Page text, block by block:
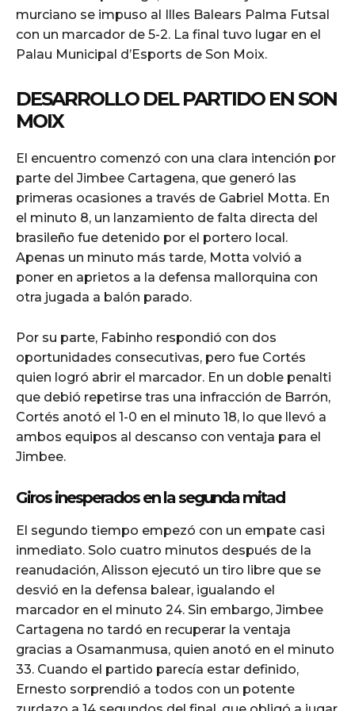
murciano se impuso al Illes Balears Palma Futsal
con un marcador de 5-2. La final tuvo lugar en el
Palau Municipal d’Esports de Son Moix.
DESARROLLO DEL PARTIDO EN SON
MOIX
El encuentro comenzó con una clara intención por
parte del Jimbee Cartagena, que generó las
primeras ocasiones a través de Gabriel Motta. En
el minuto 8, un lanzamiento de falta directa del
brasileño fue detenido por el portero local.
Apenas un minuto más tarde, Motta volvió a
poner en aprietos a la defensa mallorquina con
otra jugada a balón parado.
Por su parte, Fabinho respondió con dos
oportunidades consecutivas, pero fue Cortés
quien logró abrir el marcador. En un doble penalti
que debió repetirse tras una infracción de Barrón,
Cortés anotó el 1-0 en el minuto 18, lo que llevó a
ambos equipos al descanso con ventaja para el
Jimbee.
Giros inesperados en la segunda mitad
El segundo tiempo empezó con un empate casi
inmediato. Solo cuatro minutos después de la
reanudación, Alisson ejecutó un tiro libre que se
desvió en la defensa balear, igualando el
marcador en el minuto 24. Sin embargo, Jimbee
Cartagena no tardó en recuperar la ventaja
gracias a Osamanmusa, quien anotó en el minuto
33. Cuando el partido parecía estar definido,
Ernesto sorprendió a todos con un potente